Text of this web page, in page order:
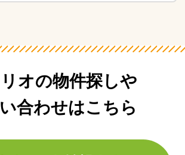
オの物件探しや
合わせはこちら